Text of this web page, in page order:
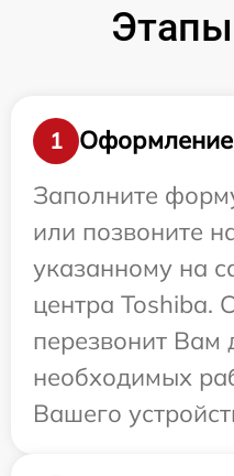
1
Оформление
Заполните
или позвоните
указанному на
центра Toshiba.
перезвонит Вам
необходимых
Вашего